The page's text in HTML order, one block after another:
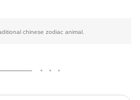
chinese zodiac animal.